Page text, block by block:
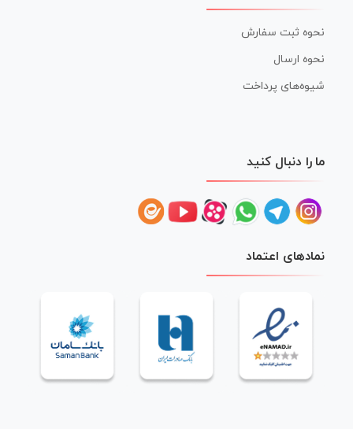
نحوه ثبت سفارش
نحوه ارسال
شیوه‌های پرداخت
ما را دنبال کنید
نمادهای اعتماد